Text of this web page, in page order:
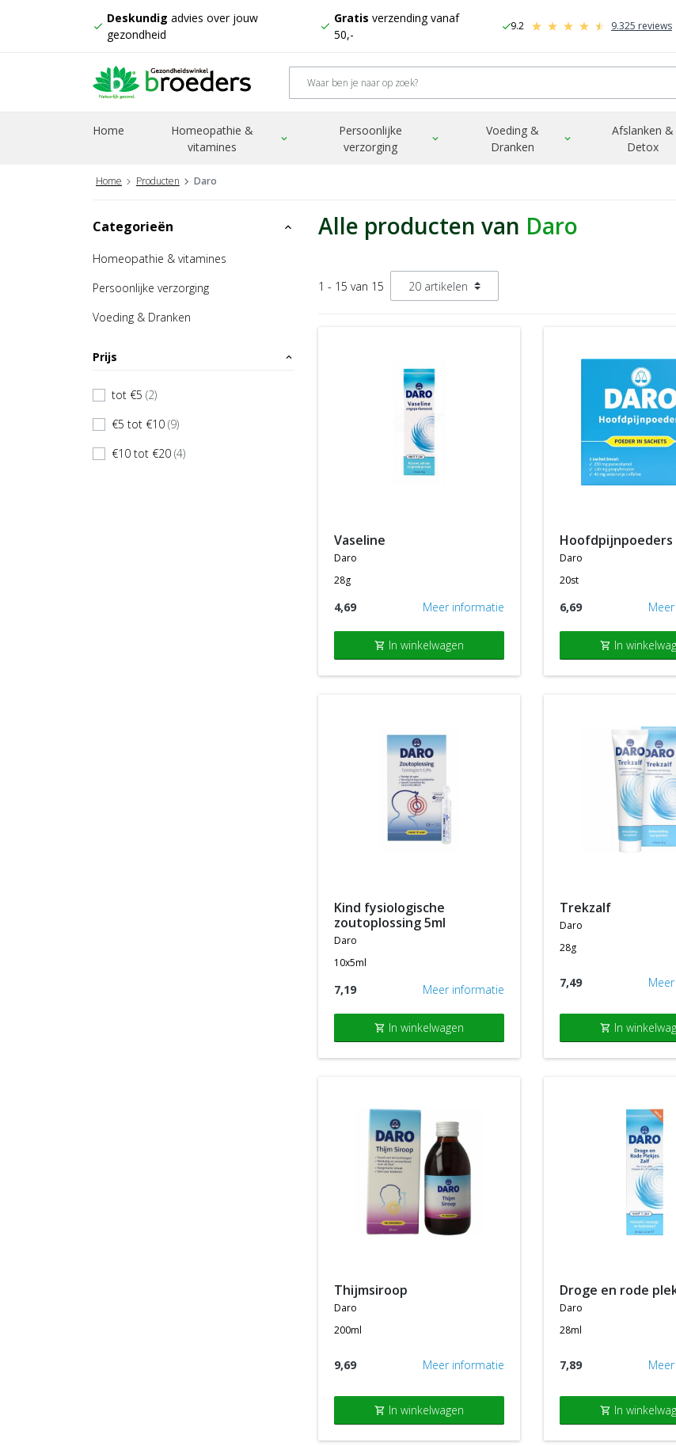
check
Deskundig advies over jouw
gezondheid
check
Gratis verzending vanaf
50,-
check9.2 9.325 reviews
Home
Homeopathie &
vitamines
expand_more
Persoonlijke
verzorging
expand_more
Voeding &
Dranken
expand_more
Afslanken &
Detox
Home Producten Daro
Categorieën expand_less
Homeopathie & vitamines
Persoonlijke verzorging
Voeding & Dranken
Prijs expand_less
tot €5 (2)
€5 tot €10 (9)
€10 tot €20 (4)
Alle producten van Daro
1 - 15 van 15
vaseline
daro
28g
4,69 Meer informatie
shopping_cart In winkelwagen
hoofdpijnpoeders
daro
20st
6,69
shopping_cart In
kind fysiologische
zoutoplossing 5ml
daro
10x5ml
7,19 Meer informatie
shopping_cart In winkelwagen
trekzalf
daro
28g
7,49
shopping_cart In
thijmsiroop
daro
200ml
9,69 Meer informatie
shopping_cart In winkelwagen
droge en rode
daro
28ml
7,89
shopping_cart In